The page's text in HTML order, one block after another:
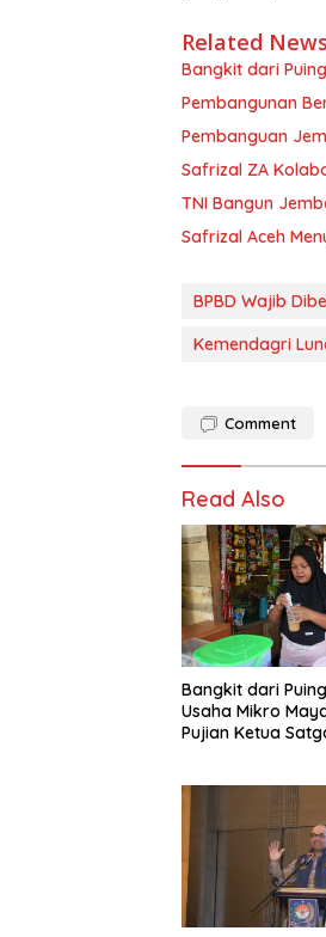
Related News
Bangkit dari
Pembangunan
Pembanguan
Safrizal ZA
TNI Bangun
Safrizal Aceh
BPBD Wajib
Kemendagri
Comment
Read Also
Bangkit dari
Usaha Mikro
Pujian Ketua